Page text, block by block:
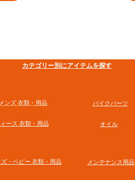
​カテゴリー別にアイテムを探す
メンズ 衣類・用品
ース 衣類・用品
バイクパーツ
オイル
ズ・ベビー 衣類・用品 メンテナンス用品